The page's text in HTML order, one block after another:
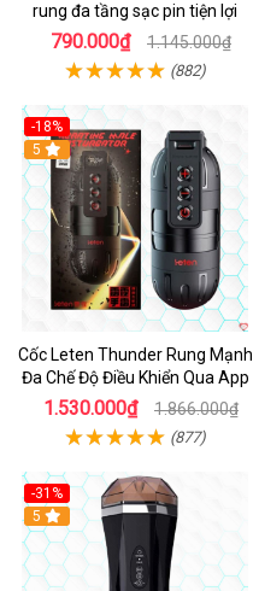
rung đa tầng sạc pin tiện lợi
790.000₫ 1.145.000₫
(882)
-18%
5
Cốc Leten Thunder Rung Mạnh
Đa Chế Độ Điều Khiển Qua App
1.530.000₫ 1.866.000₫
(877)
-31%
5